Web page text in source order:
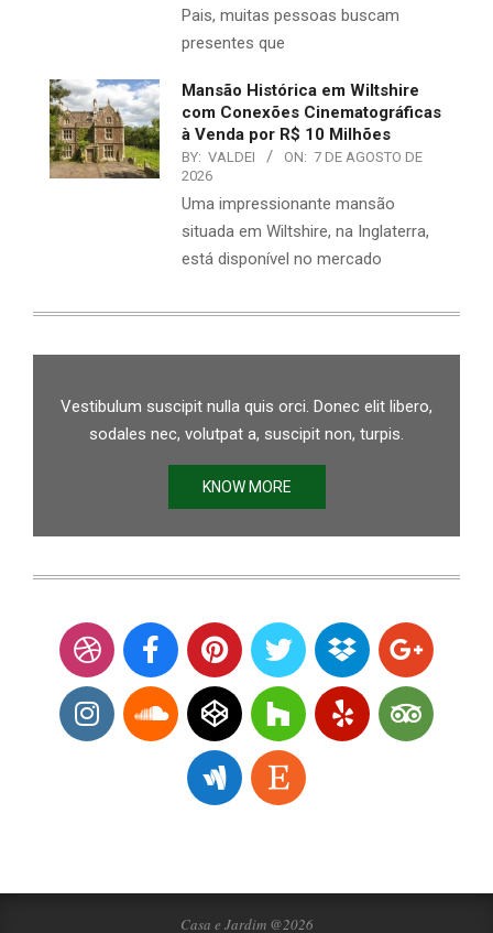
Pais, muitas pessoas buscam
presentes que
Mansão Histórica em Wiltshire
com Conexões Cinematográficas
à Venda por R$ 10 Milhões
BY: VALDEI ON: 7 DE AGOSTO DE
2026
Uma impressionante mansão
situada em Wiltshire, na Inglaterra,
está disponível no mercado
Vestibulum suscipit nulla quis orci. Donec elit libero,
sodales nec, volutpat a, suscipit non, turpis.
KNOW MORE
Casa e Jardim @2026